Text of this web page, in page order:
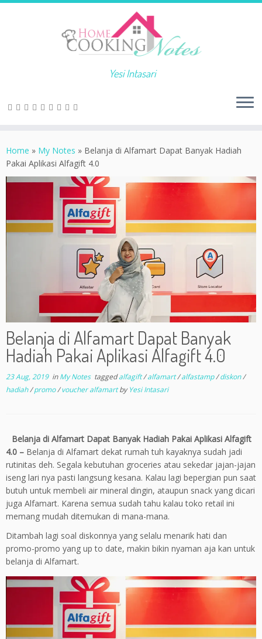
Yesi Intasari
Home » My Notes » Belanja di Alfamart Dapat Banyak Hadiah
Pakai Aplikasi Alfagift 4.0
Belanja di Alfamart Dapat Banyak
Hadiah Pakai Aplikasi Alfagift 4.0
23 Aug, 2019inMy Notes taggedalfagift/alfamart/alfastamp/diskon/
hadiah/promo/voucher alfamartbyYesi Intasari
Belanja di Alfamart Dapat Banyak Hadiah Pakai Aplikasi Alfagift
4.0 – Belanja di Alfamart dekat rumah tuh kayaknya sudah jadi
rutinitas deh. Segala kebutuhan groceries atau sekedar jajan-jajan
iseng lari nya pasti langsung kesana. Kalau lagi bepergian pun saat
butuh untuk membeli air mineral dingin, ataupun snack yang dicari
juga Alfamart. Karena semua sudah tahu kalau toko retail ini
memang mudah ditemukan di mana-mana.
Ditambah lagi soal diskonnya yang selalu menarik hati dan
promo-promo yang up to date, makin bikin nyaman aja kan untuk
belanja di Alfamart.